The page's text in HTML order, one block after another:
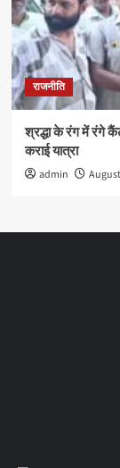
राजनीति
श्रद्धा के रंग में रंगे
कराई यात्रा
admin